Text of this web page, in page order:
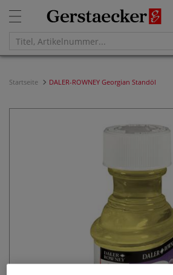
Startseite DALER-ROWNEY Georgian Standöl